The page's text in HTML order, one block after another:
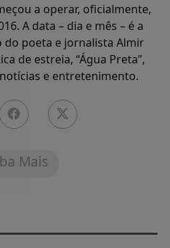
a operar, oficialmente,
A data – dia e mês – é a
do poeta e jornalista Almir
de estreia, “Água Preta”,
e entretenimento.
Mais